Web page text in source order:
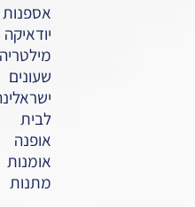
אספנות
מילטריה
שעונים
לבית
אופנה
אומנות
מתנות